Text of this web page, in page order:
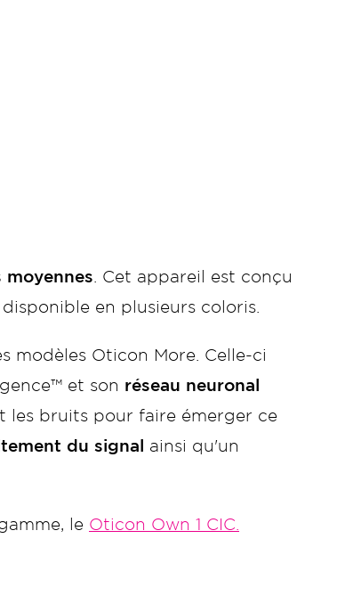
. Cet appareil est conçu
en plusieurs coloris.
modèles Oticon More. Celle-ci
et son réseau neuronal
les bruits pour faire émerger ce
du signal
ainsi qu'un
le Oticon Own 1 CIC.